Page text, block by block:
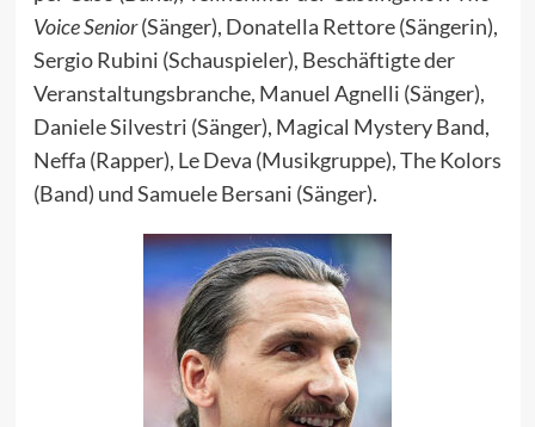
Voice Senior(Sänger), Donatella Rettore (Sängerin),
Sergio Rubini (Schauspieler), Beschäftigte der
Veranstaltungsbranche, Manuel Agnelli (Sänger),
Daniele Silvestri (Sänger), Magical Mystery Band,
Neffa (Rapper), Le Deva (Musikgruppe), The Kolors
(Band) und Samuele Bersani (Sänger).